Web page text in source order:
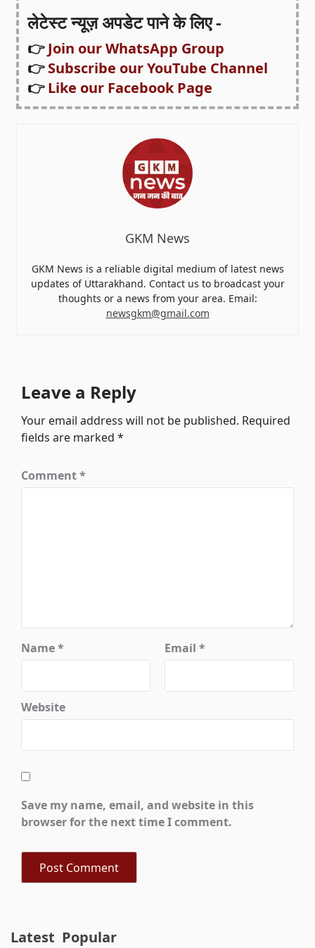
लेटेस्ट न्यूज़ अपडेट पाने के लिए -
👉Join our WhatsApp Group
👉Subscribe our YouTube Channel
👉Like our Facebook Page
GKM News
GKM News is a reliable digital medium of latest news
updates of Uttarakhand. Contact us to broadcast your
thoughts or a news from your area. Email:
newsgkm@gmail.com
Leave a Reply
Your email address will not be published. Required
fields are marked*
Comment*
Name* Email *
Website
Save my name, email, and website in this
browser for the next time I comment.
Latest Popular